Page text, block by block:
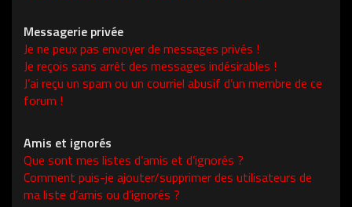
Messagerie privée
Je ne peux pas envoyer de messages privés !
Je reçois sans arrêt des messages indésirables !
J’ai reçu un spam ou un courriel abusif d’un membre de ce
forum !
Amis et ignorés
Que sont mes listes d’amis et d’ignorés ?
Comment puis-je ajouter/supprimer des utilisateurs de
ma liste d’amis ou d’ignorés ?